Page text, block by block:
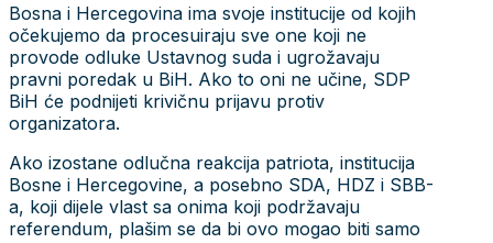
Bosna i Hercegovina ima svoje institucije od kojih
očekujemo da procesuiraju sve one koji ne
provode odluke Ustavnog suda i ugrožavaju
pravni poredak u BiH. Ako to oni ne učine, SDP
BiH će podnijeti krivičnu prijavu protiv
organizatora.
Ako izostane odlučna reakcija patriota, institucija
Bosne i Hercegovine, a posebno SDA, HDZ i SBB-
a, koji dijele vlast sa onima koji podržavaju
referendum, plašim se da bi ovo mogao biti samo